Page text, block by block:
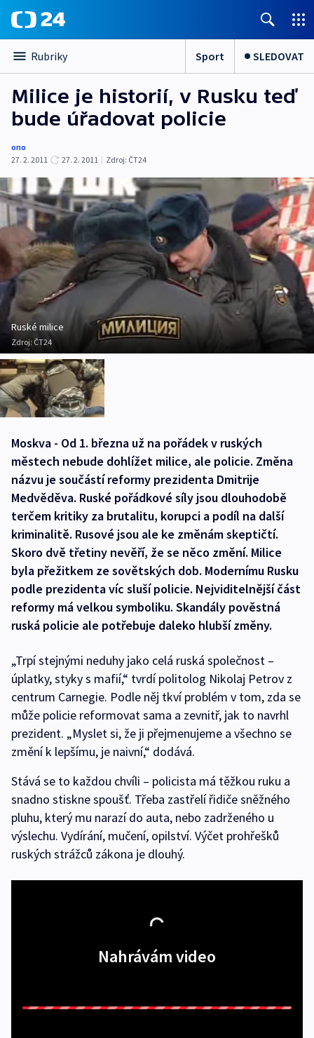
Rubriky Sport SLEDOVAT
Milice je historií, v Rusku teď
bude úřadovat policie
ono
27. 2. 2011
27. 2. 2011 | Zdroj: ČT24
Ruské milice
Zdroj: ČT24
Moskva - Od 1. března už na pořádek v ruských
městech nebude dohlížet milice, ale policie. Změna
názvu je součástí reformy prezidenta Dmitrije
Medvěděva. Ruské pořádkové síly jsou dlouhodobě
terčem kritiky za brutalitu, korupci a podíl na další
kriminalitě. Rusové jsou ale ke změnám skeptičtí.
Skoro dvě třetiny nevěří, že se něco změní. Milice
byla přežitkem ze sovětských dob. Modernímu Rusku
podle prezidenta víc sluší policie. Nejviditelnější část
reformy má velkou symboliku. Skandály pověstná
ruská policie ale potřebuje daleko hlubší změny.
„Trpí stejnými neduhy jako celá ruská společnost –
úplatky, styky s mafií,“ tvrdí politolog Nikolaj Petrov z
centrum Carnegie. Podle něj tkví problém v tom, zda se
může policie reformovat sama a zevnitř, jak to navrhl
prezident. „Myslet si, že ji přejmenujeme a všechno se
změní k lepšímu, je naivní,“ dodává.
Stává se to každou chvíli – policista má těžkou ruku a
snadno stiskne spoušť. Třeba zastřelí řidiče sněžného
pluhu, který mu narazí do auta, nebo zadrženého u
výslechu. Vydírání, mučení, opilství. Výčet prohřešků
ruských strážců zákona je dlouhý.
Nahrávám video